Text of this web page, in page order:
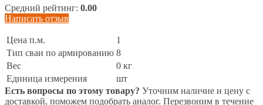
Средний рейтинг: 0.00
Написать отзыв
Цена п.м.
1
Тип сваи по армированию 8
Вес
0 кг
Единица измерения
шт
Есть вопросы по этому товару? Уточним наличие и цену с
доставкой, поможем подобрать аналог. Перезвоним в течение